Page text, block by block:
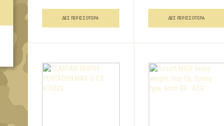
ΔΕΣ ΠΕΡΙΣΣΌΤΕΡΑ ΔΕΣ ΠΕΡΙΣΣΌΤΕΡΑ